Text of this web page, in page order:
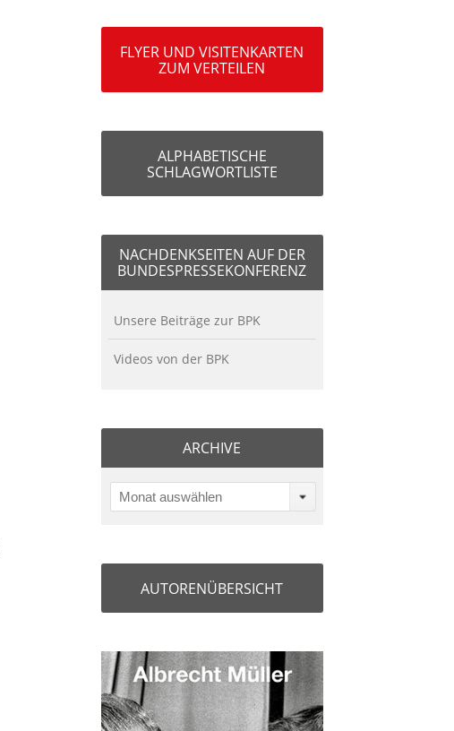
FLYER UND VISITENKARTEN
ZUM VERTEILEN
ALPHABETISCHE
SCHLAGWORTLISTE
NACHDENKSEITEN AUF DER
BUNDESPRESSEKONFERENZ
Unsere Beiträge zur BPK
Videos von der BPK
ARCHIVE
Monat auswählen
AUTORENÜBERSICHT